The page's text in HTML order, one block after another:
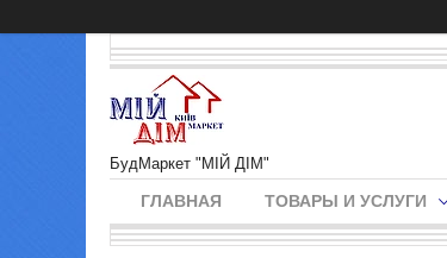
БудМаркет "МІЙ ДІМ"
ГЛАВНАЯ ТОВАРЫ И УСЛУГИ